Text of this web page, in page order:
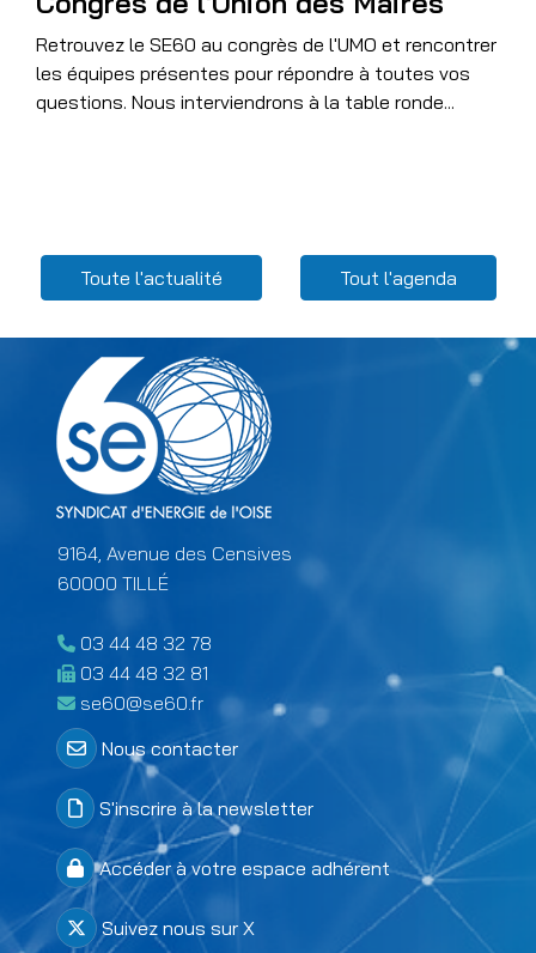
Retrouvez le SE60 au congrès de l'UMO et rencontrer
les équipes présentes pour répondre à toutes vos
questions. Nous interviendrons à la table ronde...
Menu Related content
Toute l'actualité Tout l'agenda
9164, Avenue des Censives
60000 TILLÉ
03 44 48 32 78
03 44 48 32 81
se60@se60.fr
Menu Colonne 2 footer
Nous contacter
S'inscrire à la newsletter
Accéder à votre espace adhérent
Suivez nous sur X